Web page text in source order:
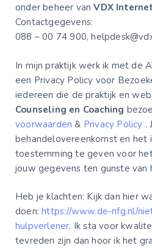
onder beheer vanVDX
Contactgegevens:
088 – 00 74 900,
In mijn praktijk werk ik met de
een Privacy Policy voor
iedereen die de praktijk en
Counseling en Coaching
voorwaarden & Privacy Policy .
behandelovereenkomst en het
toestemming te geven voor
jouw gegevens ten gunste van
Heb je klachten: Kijk dan hier
doen:https://www.de-nfg.nl/
hulpverlener. Ik sta voor
tevreden zijn dan hoor ik het